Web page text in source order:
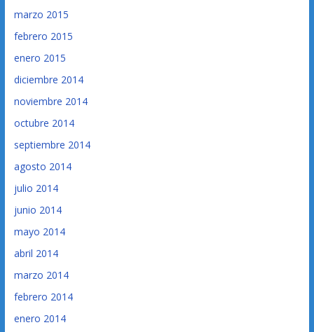
marzo 2015
febrero 2015
enero 2015
diciembre 2014
noviembre 2014
octubre 2014
septiembre 2014
agosto 2014
julio 2014
junio 2014
mayo 2014
abril 2014
marzo 2014
febrero 2014
enero 2014